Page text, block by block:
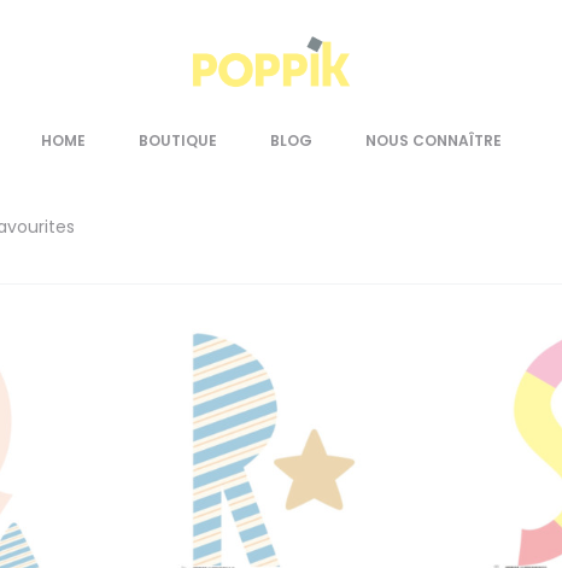
HOME BOUTIQUE BLOG NOUS CONNAÎTRE
Wall stickers Page 2